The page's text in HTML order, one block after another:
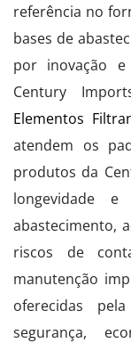
referência no
bases de
por inovação
Century
Elementos
atendem os
produtos da
longevidade
abastecimento,
riscos de
manutenção
oferecidas
segurança,